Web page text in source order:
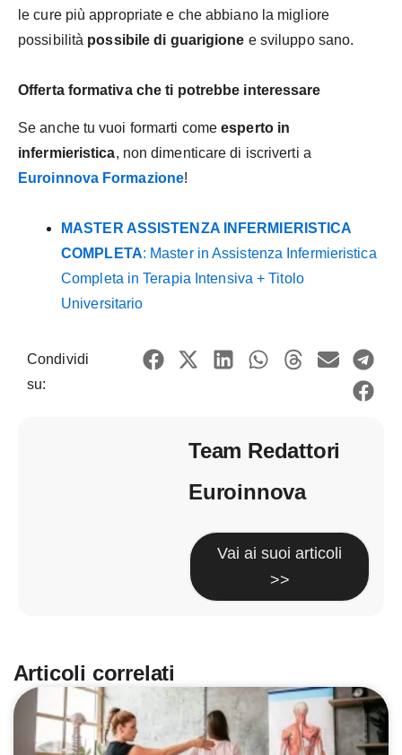
le cure più appropriate e che abbiano la migliore
possibilità possibile di guarigione e sviluppo sano.
Offerta formativa che ti potrebbe interessare
Se anche tu vuoi formarti comeesperto in
infermieristica, non dimenticare di iscriverti a
Euroinnova Formazione!
MASTER ASSISTENZA INFERMIERISTICA
COMPLETA: Master in Assistenza Infermieristica
Completa in Terapia Intensiva + Titolo
Universitario
Condividi
su:
Team Redattori
Euroinnova
Vai ai suoi articoli
>>
Articoli correlati